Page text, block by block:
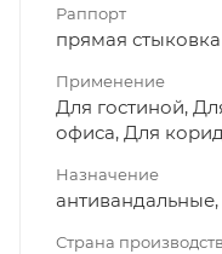
Раппорт
прямая
Применение
Для гостиной,
офиса, Для
Назначение
Страна